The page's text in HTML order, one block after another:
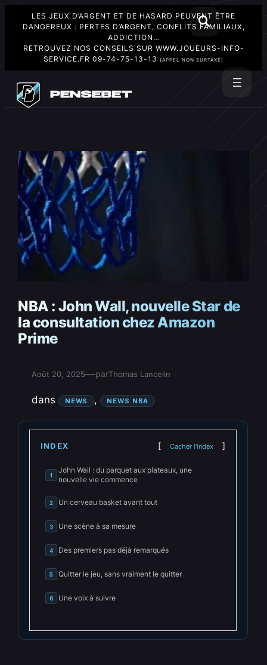
LES JEUX D’ARGENT ET DE HASARD PEUVENT ÊTRE
DANGEREUX : PERTES D’ARGENT, CONFLITS FAMILIAUX,
ADDICTION…
RETROUVEZ NOS CONSEILS SUR WWW.JOUEURS-INFO-
SERVICE.FR 09-74-75-13-13 (APPEL NON SURTAXÉ)
contenu
NBA : John Wall, nouvelle Star de
la consultation chez Amazon
Prime
Août 20, 2025—parThomas Lancelin
dans NEWS , NEWS NBA
INDEX Cacher l'index
1
John Wall : du parquet aux plateaux, une
nouvelle vie commence
2 Un cerveau basket avant tout
3 Une scène à sa mesure
4 Des premiers pas déjà remarqués
5 Quitter le jeu, sans vraiment le quitter
6 Une voix à suivre